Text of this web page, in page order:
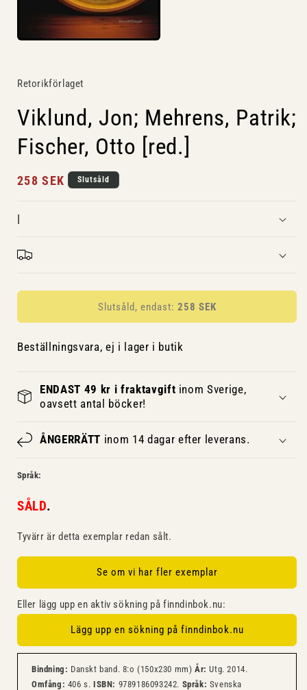
Retorikförlaget
Viklund, Jon; Mehrens, Patrik;
Fischer, Otto [red.]
Ordinarie
258 SEK Slutsåld
Slutsåld, endast: 258 SEK
Beställningsvara, ej i lager i butik
ENDAST 49 kr i fraktavgift inom Sverige,
oavsett antal böcker!
ÅNGERRÄTT inom 14 dagar efter leverans.
Språk:
SÅLD.
Tyvärr är detta exemplar redan sålt.
Se om vi har fler exemplar
Eller lägg upp en aktiv sökning på finndinbok.nu:
Lägg upp en sökning på finndinbok.nu
Bindning: Danskt band. 8:o (150x230 mm)År: Utg. 2014.
Omfång: 406 s.ISBN: 9789186093242. Språk: Svenska